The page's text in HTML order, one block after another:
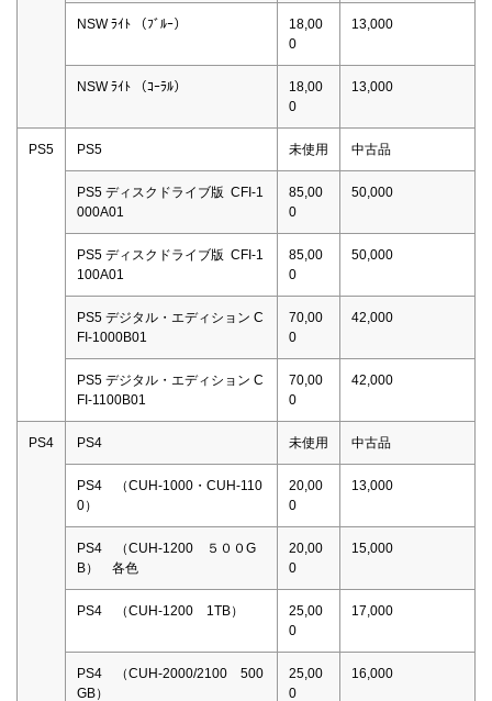
NSW ﾗｲﾄ （ﾌﾞﾙｰ）
18,00
0
13,000
NSW ﾗｲﾄ （ｺｰﾗﾙ）
18,00
0
13,000
PS5 PS5 未使用 中古品
PS5 ディスクドライブ版 CFI-1
000A01
85,00
0
50,000
PS5 ディスクドライブ版 CFI-1
100A01
85,00
0
50,000
PS5 デジタル・エディション C
FI-1000B01
70,00
0
42,000
PS5 デジタル・エディション C
FI-1100B01
70,00
0
42,000
PS4 PS4 未使用 中古品
PS4 （CUH-1000・CUH-110
0）
20,00
0
13,000
PS4 （CUH-1200 ５００G
B） 各色
20,00
0
15,000
PS4 （CUH-1200 1TB）
25,00
0
17,000
PS4 （CUH-2000/2100 500
GB）
25,00
0
16,000